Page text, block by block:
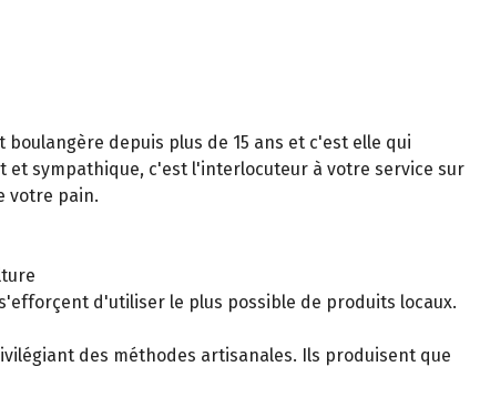
depuis plus de 15 ans et c'est elle qui
sympathique, c'est l'interlocuteur à votre service sur
votre pain.
d'utiliser le plus possible de produits locaux.
des méthodes artisanales. Ils produisent que